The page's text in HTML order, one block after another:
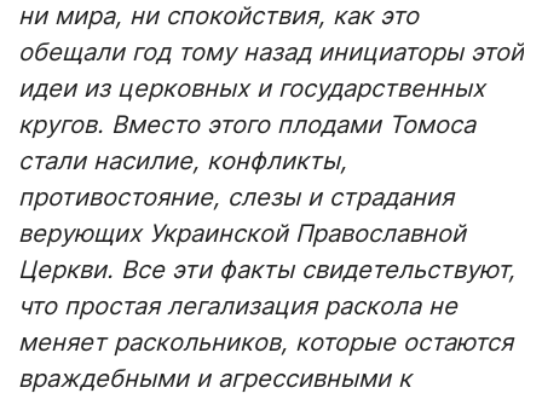
ни мира, ни спокойствия, как это
обещали год тому назад инициаторы этой
идеи из церковных и государственных
кругов. Вместо этого плодами Томоса
стали насилие, конфликты,
противостояние, слезы и страдания
верующих Украинской Православной
Церкви. Все эти факты свидетельствуют,
что простая легализация раскола не
меняет раскольников, которые остаются
враждебными и агрессивными к